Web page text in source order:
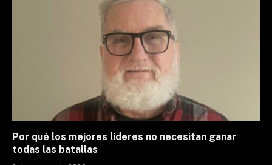
Por qué los mejores líderes no necesitan ganar
todas las batallas